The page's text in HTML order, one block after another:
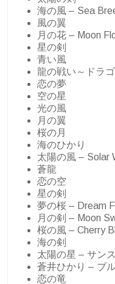
海の風 – Sea
風の翼
月の花 – Moon
星の剣
青い風
龍の戦い～ドラ
恋の夢
空の星
光の風
月の翼
桜の月
海のひかり
太陽の風 – Solar
蒼龍
恋の空
星の剣
夢の桜 – Dream
月の剣 – Moon
桜の風 – Cherry
海の剣
太陽の星 – サン
蒼井ひかり – ブ
恋の竜